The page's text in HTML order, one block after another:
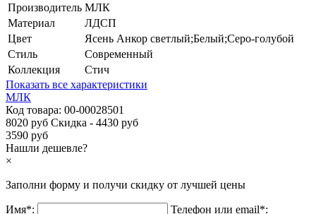
Производитель МЛК
Материал
ЛДСП
Цвет
Ясень Анкор светлый;Белый;Серо-голубой
Стиль
Современный
Коллекция
Стич
Показать все характеристики
МЛК
Код товара: 00-00028501
8020 руб Скидка - 4430 руб
3590 руб
Нашли дешевле?
×
Заполни форму и получи скидку от лучшей цены
Имя*:
Телефон или email*: